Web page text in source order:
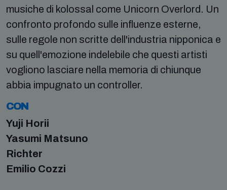
musiche di kolossal come Unicorn Overlord. Un
confronto profondo sulle influenze esterne,
sulle regole non scritte dell'industria nipponica e
su quell'emozione indelebile che questi artisti
vogliono lasciare nella memoria di chiunque
abbia impugnato un controller.
CON
Yuji Horii
Yasumi Matsuno
Richter
Emilio Cozzi